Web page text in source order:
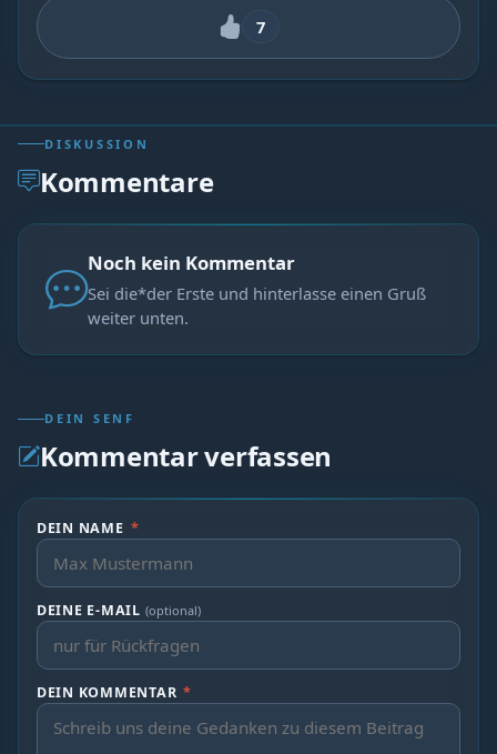
7
DISKUSSION
Kommentare
Noch kein Kommentar
Sei die*der Erste und hinterlasse einen Gruß
weiter unten.
DEIN SENF
Kommentar verfassen
DEIN NAME *
DEINE E-MAIL (optional)
DEIN KOMMENTAR *